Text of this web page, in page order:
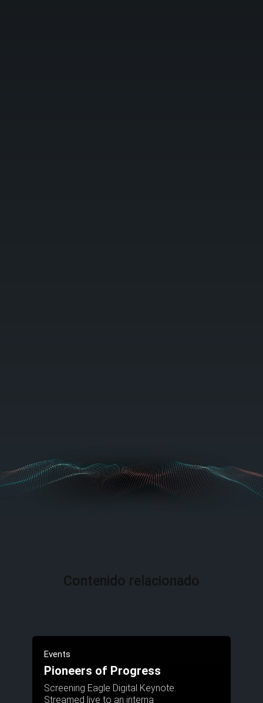
Contenido relacionado
Events
Pioneers of Progress
Screening Eagle Digital Keynote.
Streamed live to an interna